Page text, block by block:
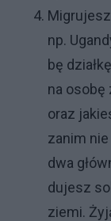
np.
bę
na oso­bę
oraz
za­nim
dwa
du­je­sz
zie­mi.